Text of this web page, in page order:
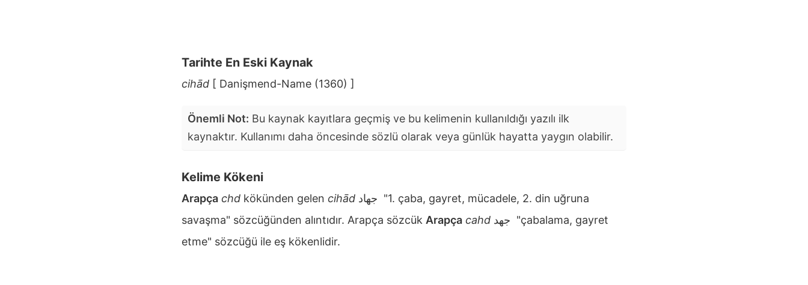
Tarihte En Eski Kaynak
cihād [ Danişmend-Name (1360) ]
Önemli Not: Bu kaynak kayıtlara geçmiş ve bu kelimenin kullanıldığı yazılı ilk
kaynaktır. Kullanımı daha öncesinde sözlü olarak veya günlük hayatta yaygın olabilir.
Kelime Kökeni
Arapça chd kökünden gelen cihād
"1. çaba, gayret, mücadele, 2. din uğruna
savaşma" sözcüğünden alıntıdır. Arapça sözcük Arapça cahd
"çabalama, gayret
etme" sözcüğü ile eş kökenlidir.